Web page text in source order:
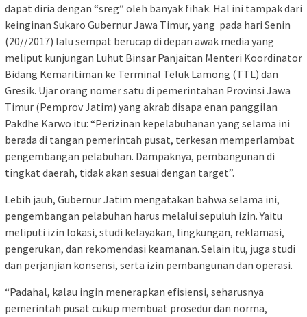
dapat diria dengan “sreg” oleh banyak fihak. Hal ini tampak dari
keinginan Sukaro Gubernur Jawa Timur, yang pada hari Senin
(20//2017) lalu sempat berucap di depan awak media yang
meliput kunjungan Luhut Binsar Panjaitan Menteri Koordinator
Bidang Kemaritiman ke Terminal Teluk Lamong (TTL) dan
Gresik. Ujar orang nomer satu di pemerintahan Provinsi Jawa
Timur (Pemprov Jatim) yang akrab disapa enan panggilan
Pakdhe Karwo itu: “Perizinan kepelabuhanan yang selama ini
berada di tangan pemerintah pusat, terkesan memperlambat
pengembangan pelabuhan. Dampaknya, pembangunan di
tingkat daerah, tidak akan sesuai dengan target”.
Lebih jauh, Gubernur Jatim mengatakan bahwa selama ini,
pengembangan pelabuhan harus melalui sepuluh izin. Yaitu
meliputi izin lokasi, studi kelayakan, lingkungan, reklamasi,
pengerukan, dan rekomendasi keamanan. Selain itu, juga studi
dan perjanjian konsensi, serta izin pembangunan dan operasi.
“Padahal, kalau ingin menerapkan efisiensi, seharusnya
pemerintah pusat cukup membuat prosedur dan norma,